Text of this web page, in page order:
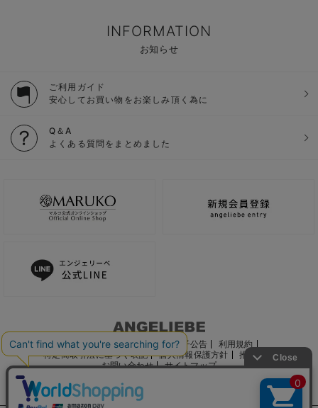
INFORMATION
お知らせ
ご利用ガイド
安心してお買い物をお楽しみ頂く為に
Q＆A
よくある質問をまとめました
ご利用ガイド 会社概要 電子公告
利用規約
特定商取引法に基づく表記
個人情報保護方針
推奨環境
お問い合わせ
サイトマップ